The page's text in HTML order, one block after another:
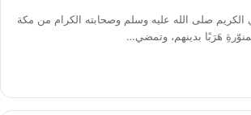
الكريم صلى الله عليه وسلم وصحابته الكرام من مكة
هَرَبًا بدينهم، وتمضي…